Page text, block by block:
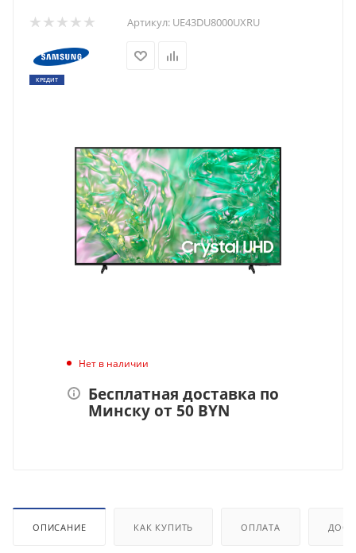
Артикул: UE43DU8000UXRU
КРЕДИТ
Нет в наличии
Бесплатная доставка по
Минску от 50 BYN
ОПИСАНИЕ КАК КУПИТЬ ОПЛАТА